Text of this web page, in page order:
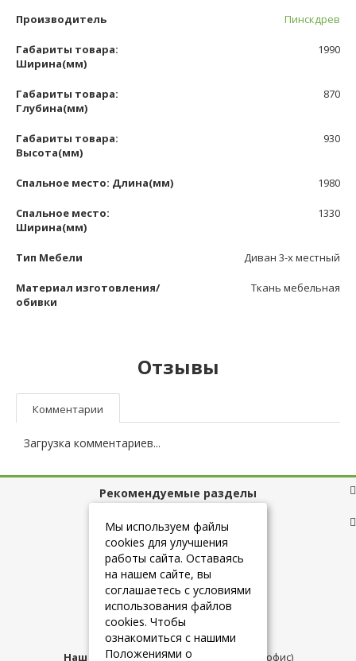
Производитель Пинскдрев
Габариты товара:
Ширина(мм)
1990
Габариты товара:
Глубина(мм)
870
Габариты товара:
Высота(мм)
930
Спальное место: Длина(мм) 1980
Спальное место:
Ширина(мм)
1330
Тип Мебели Диван 3-х местный
Материал изготовления/
обивки
Ткань мебельная
Отзывы
Комментарии
Загрузка комментариев...
Рекомендуемые разделы
Полезные ссылки
+7 (925) 084-10-60
Наш адрес:Москва,ул.Плещеева д.12 (офис)
Мы используем файлы
cookies для улучшения
работы сайта. Оставаясь
на нашем сайте, вы
соглашаетесь с условиями
использования файлов
cookies. Чтобы
ознакомиться с нашими
Положениями о